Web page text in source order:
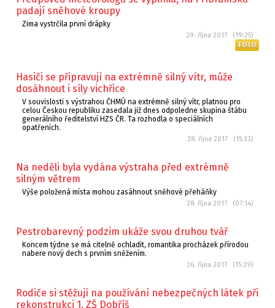
padají sněhové kroupy
Zima vystrčila první drápky
29. října 2017 (19:25)
FOTO
Hasiči se připravují na extrémně silný vítr, může
dosáhnout i síly vichřice
V souvislosti s výstrahou ČHMÚ na extrémně silný vítr, platnou pro
celou Českou republiku zasedala již dnes odpoledne skupina štábu
generálního ředitelství HZS ČR. Ta rozhodla o speciálních
opatřeních.
28. října 2017 (15:33)
Na neděli byla vydána výstraha před extrémně
silným větrem
Výše položená místa mohou zasáhnout sněhové přeháňky
28. října 2017 (07:14)
Pestrobarevný podzim ukáže svou druhou tvář
Koncem týdne se má citelně ochladit, romantika procházek přírodou
nabere nový dech s prvním sněžením.
26. října 2017 (15:29)
Rodiče si stěžují na používání nebezpečných látek při
rekonstrukci 1. ZŠ Dobříš